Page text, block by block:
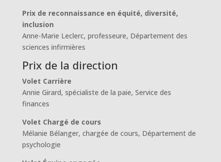
Prix de reconnaissance en équité, diversité,
inclusion
Anne-Marie Leclerc, professeure, Département des
sciences infirmières
Prix de la direction
Volet Carrière
Annie Girard, spécialiste de la paie, Service des
finances
Volet Chargé de cours
Mélanie Bélanger, chargée de cours, Département de
psychologie